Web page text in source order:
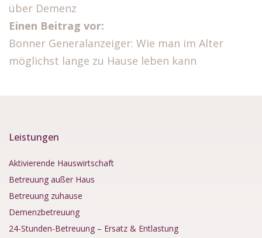
über Demenz
Einen Beitrag vor:
Bonner Generalanzeiger: Wie man im Alter
möglichst lange zu Hause leben kann
Leistungen
Aktivierende Hauswirtschaft
Betreuung außer Haus
Betreuung zuhause
Demenzbetreuung
24-Stunden-Betreuung – Ersatz & Entlastung